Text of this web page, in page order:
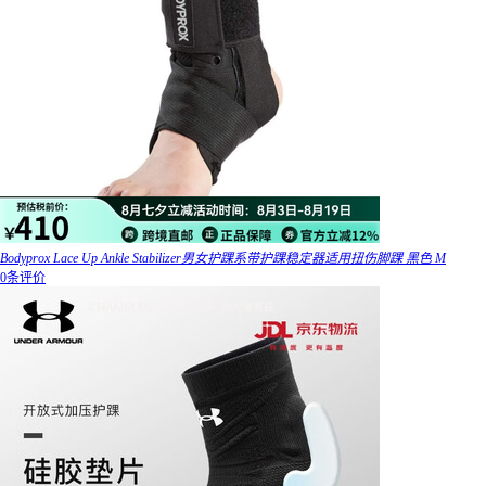
Bodyprox Lace Up Ankle Stabilizer男女护踝系带护踝稳定器适用扭伤脚踝 黑色 M
0条评价